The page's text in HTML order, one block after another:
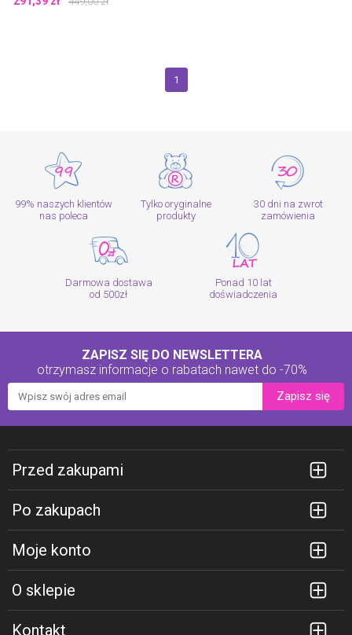
1
99% naszych klientów
nas poleca
Tylko oryginalne
produkty
30 dni na zwrot
zamówienia
Darmowa dostawa
od 500zł
Ponad 10 lat
doświadczenia
ZAPISZ SIĘ DO NEWSLETTERA
otrzymasz informacje o rabatach nawet do -70%
Zapisz się
Przed zakupami
Po zakupach
Moje konto
O sklepie
Kontakt